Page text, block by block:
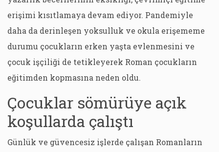
erişimi kısıtlamaya devam ediyor. Pandemiyle
daha da derinleşen yoksulluk ve okula erişememe
durumu çocukların erken yaşta evlenmesini ve
çocuk işçiliği de tetikleyerek Roman çocukların
eğitimden kopmasına neden oldu.
Çocuklar sömürüye açık
koşullarda çalıştı
Günlük ve güvencesiz işlerde çalışan Romanların